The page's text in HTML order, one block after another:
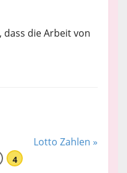
dass die Arbeit von
Lotto Zahlen »
4